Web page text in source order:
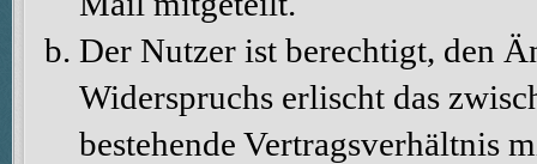
Der Nutzer ist berechtigt, den
Widerspruchs erlischt das
bestehende Vertragsverhältnis